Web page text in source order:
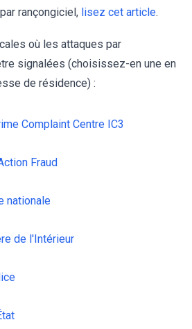
rançongiciel, lisez cet article.
où les attaques par
signalées (choisissez-en une en
de résidence) :
Complaint Centre IC3
Fraud
nationale
de l'Intérieur